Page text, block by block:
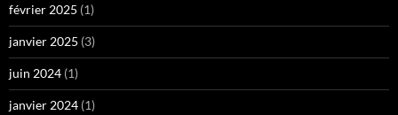
février 2025 (1)
janvier 2025 (3)
juin 2024 (1)
janvier 2024 (1)